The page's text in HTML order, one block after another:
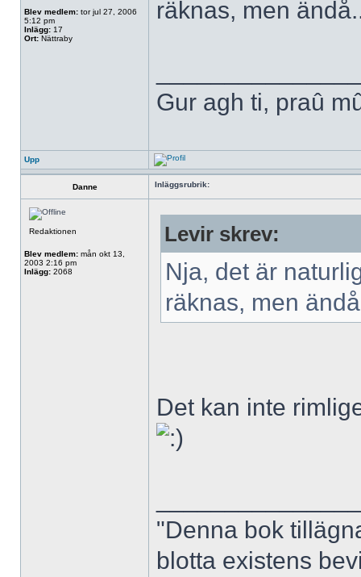
Blev medlem: tor jul 27, 2006
5:12 pm
Inlägg: 17
Ort: Nättraby
räknas, men
Gur agh ti, praû
Upp
Danne Inläggsrubrik:
Redaktionen
Blev medlem: mån okt 13,
2003 2:16 pm
Inlägg: 2068
Levir skrev:
Nja, det är
räknas, men
Det kan inte
"Denna bok
blotta existens